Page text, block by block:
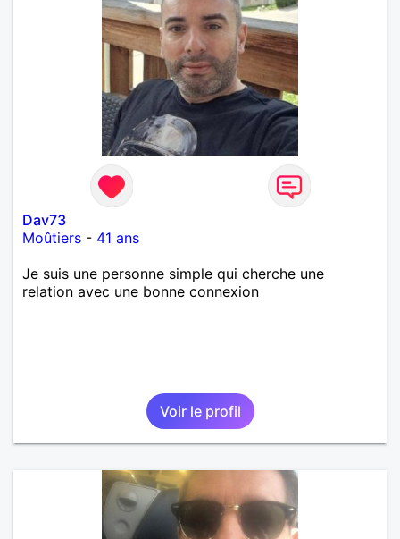
Dav73
Moûtiers - 41 ans
Je suis une personne simple qui cherche une
relation avec une bonne connexion
Voir le profil